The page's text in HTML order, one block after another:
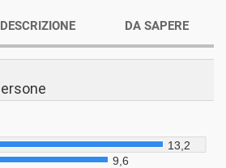
DESCRIZIONE DA SAPERE